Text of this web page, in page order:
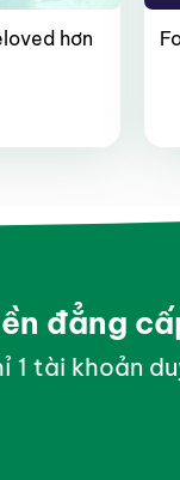
hơn
đẳng
tài khoản